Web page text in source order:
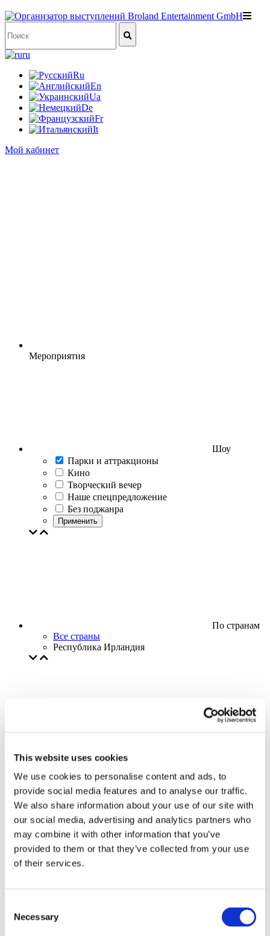
This website uses cookies
We use cookies to personalise content and ads, to
provide social media features and to analyse our traffic.
We also share information about your use of our site with
our social media, advertising and analytics partners who
may combine it with other information that you’ve
provided to them or that they’ve collected from your use
of their services.
Selection
Necessary
ru
Ru
En
Ua
De
Fr
It
Мой кабинет
Мероприятия
Шоу
Парки и аттракционы
Кино
Творческий вечер
Наше спецпредложение
Без поджанра
Применить
По странам
Все страны
Республика Ирландия